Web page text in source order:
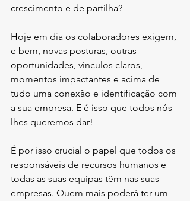
crescimento e de partilha?
Hoje em dia os colaboradores exigem,
e bem, novas posturas, outras
oportunidades, vínculos claros,
momentos impactantes e acima de
tudo uma conexão e identificação com
a sua empresa. E é isso que todos nós
lhes queremos dar!
É por isso crucial o papel que todos os
responsáveis de recursos humanos e
todas as suas equipas têm nas suas
empresas. Quem mais poderá ter um